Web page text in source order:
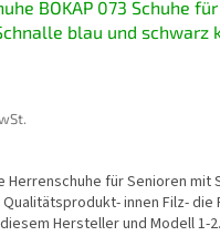
BOKAP 073 Schuhe
blau und schwarz
Herrenschuhe für Senioren mit
innen Filz-
Hersteller und Modell 1-